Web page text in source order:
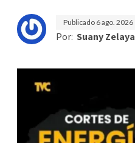
Publicado 6 ago. 2026
Por: Suany Zelaya